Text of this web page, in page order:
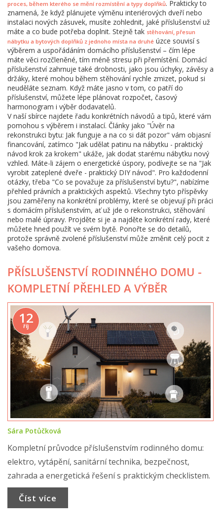
proces, během kterého se mění rozmístění a typy doplňků. Prakticky to
znamená, že když plánujete výměnu interiérových dveří nebo
instalaci nových zásuvek, musíte zohlednit, jaké příslušenství už
máte a co bude potřeba doplnit. Stejně tak stěhování, přesun
nábytku a bytových doplňků z jednoho místa na druhé úzce souvisí s
výběrem a uspořádáním domácího příslušenství – čím lépe
máte věci rozčleněné, tím méně stresu při přemístění. Domácí
příslušenství zahrnuje také drobnosti, jako jsou úchyky, závěsy a
držáky, které mohou během stěhování rychle zmizet, pokud si
neuděláte seznam. Když máte jasno v tom, co patří do
příslušenství, můžete lépe plánovat rozpočet, časový
harmonogram i výběr dodavatelů.
V naší sbírce najdete řadu konkrétních návodů a tipů, které vám
pomohou s výběrem i instalací. Články jako "Úvěr na
rekonstrukci bytu: Jak funguje a na co si dát pozor" vám objasní
financování, zatímco "Jak udělat patinu na nábytku - praktický
návod krok za krokem" ukáže, jak dodat starému nábytku nový
vzhled. Máte-li zájem o energetické úspory, podívejte se na "Jak
vyrobit zateplené dveře - praktický DIY návod". Pro každodenní
otázky, třeba "Co se považuje za příslušenství bytu?", nabízíme
přehled právních a praktických aspektů. Všechny tyto příspěvky
jsou zaměřeny na konkrétní problémy, které se objevují při práci
s domácím příslušenstvím, ať už jde o rekonstrukci, stěhování
nebo malé úpravy. Projděte si je a najděte konkrétní rady, které
můžete hned použít ve svém bytě. Ponořte se do detailů,
protože správně zvolené příslušenství může změnit celý pocit z
vašeho domova.
PŘÍSLUŠENSTVÍ RODINNÉHO DOMU -
KOMPLETNÍ PŘEHLED A VÝBĚR
12
říj
Sára Potůčková
Kompletní průvodce příslušenstvím rodinného domu:
elektro, vytápění, sanitární technika, bezpečnost,
zahrada a energetická řešení s praktickým checklistem.
Číst více